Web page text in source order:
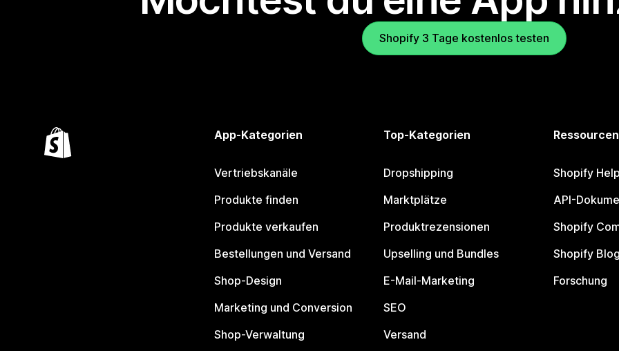
Shopify 3 Tage kostenlos testen
App-Kategorien
Vertriebskanäle
Produkte finden
Produkte verkaufen
Bestellungen und Versand
Shop-Design
Marketing und Conversion
Shop-Verwaltung
Top-Kategorien
Dropshipping
Marktplätze
Produktrezensionen
Upselling und Bundles
E-Mail-Marketing
SEO
Versand
Ressourcen
Shopify
API-
Shopify
Shopify Blog
Forschung